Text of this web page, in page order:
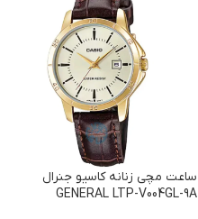
ساعت مچی زنانه کاسیو جنرال
GENERAL LTP-V004GL-9A